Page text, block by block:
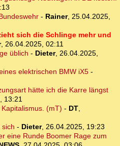
- Rainer, 25.04.2025,
sich die Schlinge mehr und
, 26.04.2025, 02:11
üblich - Dieter, 26.04.2025,
elektrischen BMW iX5-
hätte ich die Karre längst
13:21
(mT) - DT,
sich - Dieter, 26.04.2025, 19:23
eine Runde Boomer Rage zum